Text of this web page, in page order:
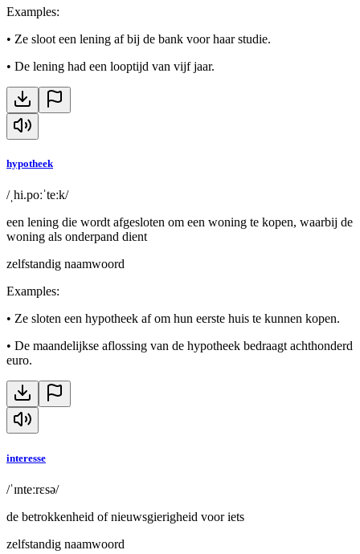
Examples:
• Ze sloot een lening af bij de bank voor haar studie.
• De lening had een looptijd van vijf jaar.
hypotheek
/ˌhi.poːˈteːk/
een lening die wordt afgesloten om een woning te kopen, waarbij de
woning als onderpand dient
zelfstandig naamwoord
Examples:
• Ze sloten een hypotheek af om hun eerste huis te kunnen kopen.
• De maandelijkse aflossing van de hypotheek bedraagt achthonderd
euro.
interesse
/ˈɪnteːrɛsə/
de betrokkenheid of nieuwsgierigheid voor iets
zelfstandig naamwoord